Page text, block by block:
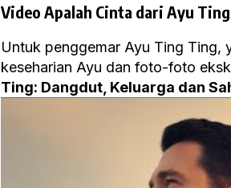
Video Apalah Cinta dari Ayu
Untuk penggemar Ayu Ting Ting,
keseharian Ayu dan foto-foto
Ting: Dangdut, Keluarga dan